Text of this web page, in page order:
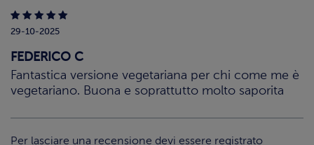
29-10-2025
FEDERICO C
Fantastica versione vegetariana per chi come me è
vegetariano. Buona e soprattutto molto saporita
Per lasciare una recensione devi essere registrato